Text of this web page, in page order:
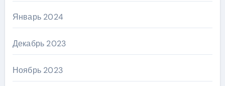
Январь 2024
Декабрь 2023
Ноябрь 2023